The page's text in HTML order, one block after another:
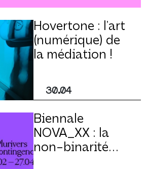
30.04
Hovertone : l’art
(numérique) de
la médiation !
Biennale
NOVA_XX : la
non-binarité